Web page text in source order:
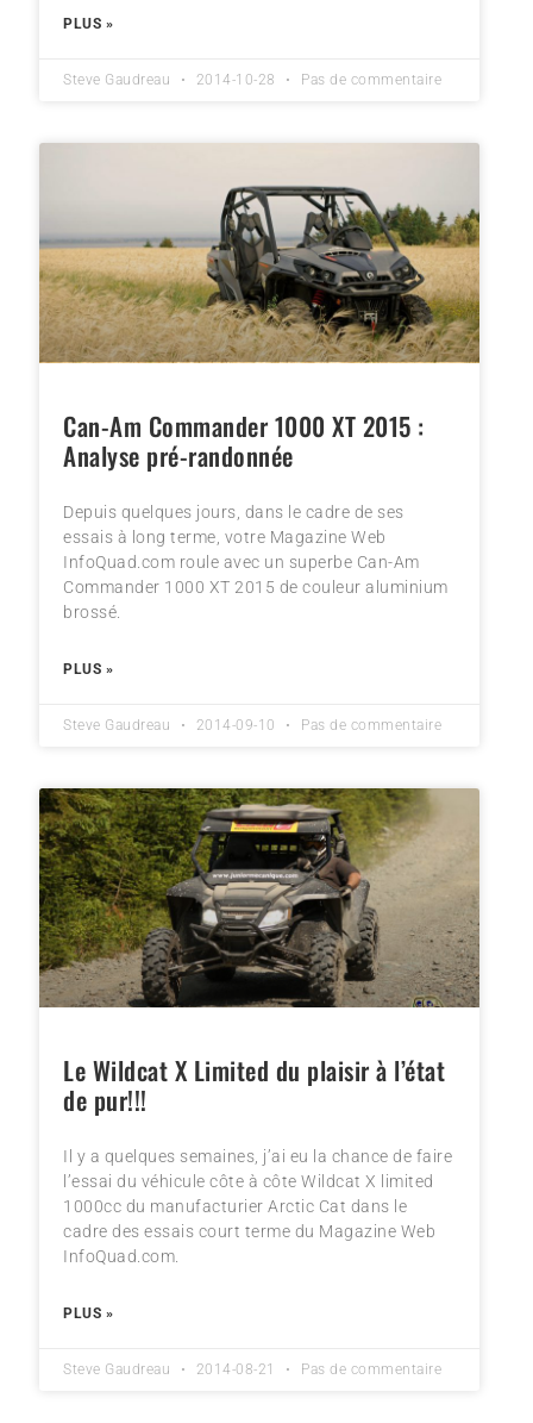
PLUS »
Steve Gaudreau 2014-10-28 Pas de commentaire
Can-Am Commander 1000 XT 2015 :
Analyse pré-randonnée
Depuis quelques jours, dans le cadre de ses
essais à long terme, votre Magazine Web
InfoQuad.com roule avec un superbe Can-Am
Commander 1000 XT 2015 de couleur aluminium
brossé.
PLUS »
Steve Gaudreau 2014-09-10 Pas de commentaire
Le Wildcat X Limited du plaisir à l’état
de pur!!!
Il y a quelques semaines, j’ai eu la chance de faire
l’essai du véhicule côte à côte Wildcat X limited
1000cc du manufacturier Arctic Cat dans le
cadre des essais court terme du Magazine Web
InfoQuad.com.
PLUS »
Steve Gaudreau 2014-08-21 Pas de commentaire